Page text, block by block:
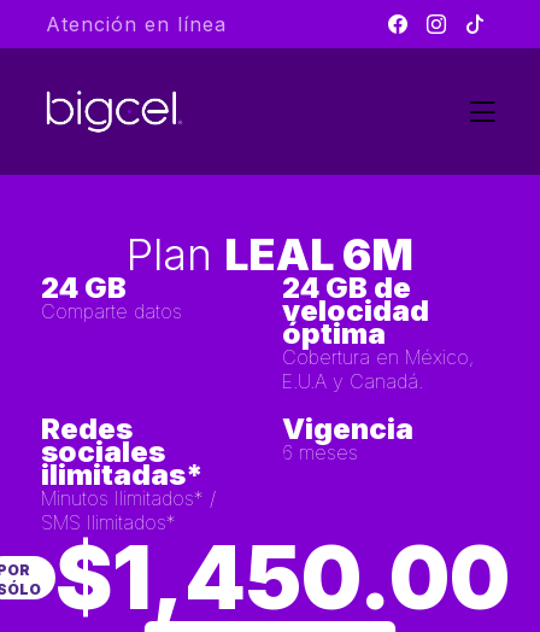
Atención en línea
Plan LEAL 6M
24 GB
Comparte datos
24 GB de
velocidad
óptima
Cobertura en México,
E.U.A y Canadá.
Redes
sociales
ilimitadas*
Minutos Ilimitados* /
SMS Ilimitados*
Vigencia
6 meses
$1,450.00